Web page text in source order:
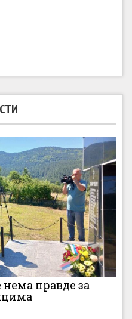
нема правде за